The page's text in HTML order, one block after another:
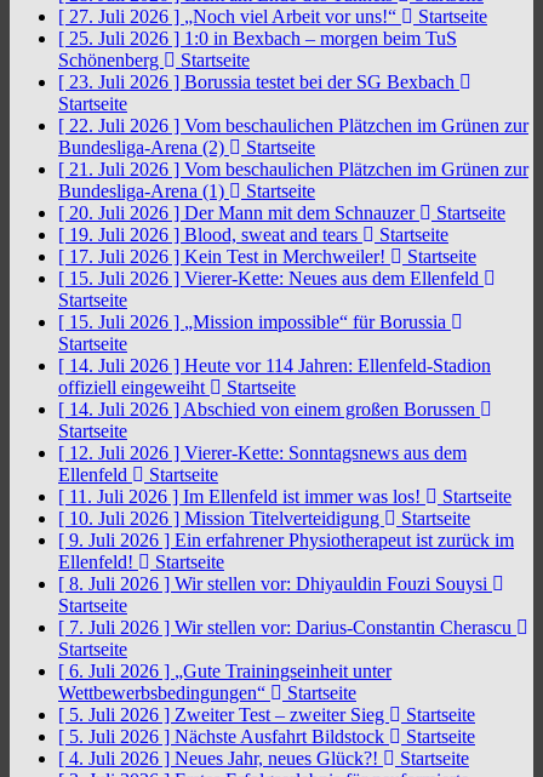
[ 27. Juli 2026 ] „Noch viel Arbeit vor uns!“
Startseite
[ 25. Juli 2026 ] 1:0 in Bexbach – morgen beim TuS
Schönenberg
Startseite
[ 23. Juli 2026 ] Borussia testet bei der SG Bexbach
Startseite
[ 22. Juli 2026 ] Vom beschaulichen Plätzchen im Grünen zur
Bundesliga-Arena (2)
Startseite
[ 21. Juli 2026 ] Vom beschaulichen Plätzchen im Grünen zur
Bundesliga-Arena (1)
Startseite
[ 20. Juli 2026 ] Der Mann mit dem Schnauzer
Startseite
[ 19. Juli 2026 ] Blood, sweat and tears
Startseite
[ 17. Juli 2026 ] Kein Test in Merchweiler!
Startseite
[ 15. Juli 2026 ] Vierer-Kette: Neues aus dem Ellenfeld
Startseite
[ 15. Juli 2026 ] „Mission impossible“ für Borussia
Startseite
[ 14. Juli 2026 ] Heute vor 114 Jahren: Ellenfeld-Stadion
offiziell eingeweiht
Startseite
[ 14. Juli 2026 ] Abschied von einem großen Borussen
Startseite
[ 12. Juli 2026 ] Vierer-Kette: Sonntagsnews aus dem
Ellenfeld
Startseite
[ 11. Juli 2026 ] Im Ellenfeld ist immer was los!
Startseite
[ 10. Juli 2026 ] Mission Titelverteidigung
Startseite
[ 9. Juli 2026 ] Ein erfahrener Physiotherapeut ist zurück im
Ellenfeld!
Startseite
[ 8. Juli 2026 ] Wir stellen vor: Dhiyauldin Fouzi Souysi
Startseite
[ 7. Juli 2026 ] Wir stellen vor: Darius-Constantin Cherascu
Startseite
[ 6. Juli 2026 ] „Gute Trainingseinheit unter
Wettbewerbsbedingungen“
Startseite
[ 5. Juli 2026 ] Zweiter Test – zweiter Sieg
Startseite
[ 5. Juli 2026 ] Nächste Ausfahrt Bildstock
Startseite
[ 4. Juli 2026 ] Neues Jahr, neues Glück?!
Startseite